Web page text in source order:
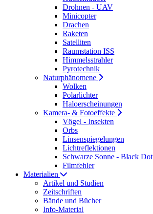
Drohnen - UAV
Minicopter
Drachen
Raketen
Satelliten
Raumstation ISS
Himmelsstrahler
Pyrotechnik
Naturphänomene
Wolken
Polarlichter
Haloerscheinungen
Kamera- & Fotoeffekte
Vögel - Insekten
Orbs
Linsenspiegelungen
Lichtreflektionen
Schwarze Sonne - Black Dot
Filmfehler
Materialien
Artikel und Studien
Zeitschriften
Bände und Bücher
Info-Material